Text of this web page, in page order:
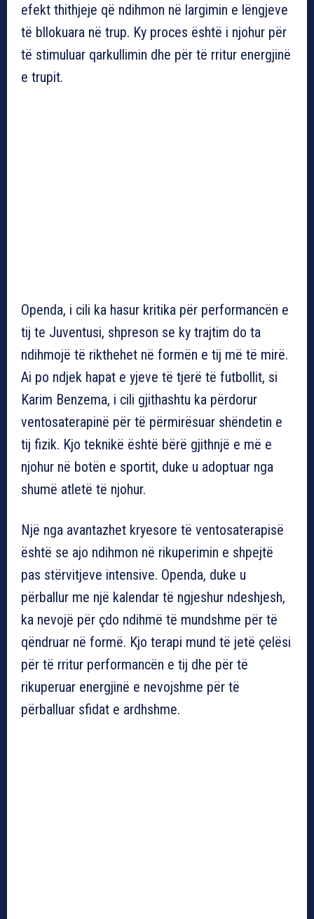
efekt thithjeje që ndihmon në largimin e lëngjeve
të bllokuara në trup. Ky proces është i njohur për
të stimuluar qarkullimin dhe për të rritur energjinë
e trupit.
Openda, i cili ka hasur kritika për performancën e
tij te Juventusi, shpreson se ky trajtim do ta
ndihmojë të rikthehet në formën e tij më të mirë.
Ai po ndjek hapat e yjeve të tjerë të futbollit, si
Karim Benzema, i cili gjithashtu ka përdorur
ventosaterapinë për të përmirësuar shëndetin e
tij fizik. Kjo teknikë është bërë gjithnjë e më e
njohur në botën e sportit, duke u adoptuar nga
shumë atletë të njohur.
Një nga avantazhet kryesore të ventosaterapisë
është se ajo ndihmon në rikuperimin e shpejtë
pas stërvitjeve intensive. Openda, duke u
përballur me një kalendar të ngjeshur ndeshjesh,
ka nevojë për çdo ndihmë të mundshme për të
qëndruar në formë. Kjo terapi mund të jetë çelësi
për të rritur performancën e tij dhe për të
rikuperuar energjinë e nevojshme për të
përballuar sfidat e ardhshme.